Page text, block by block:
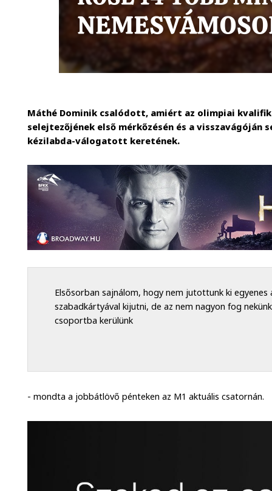
Máthé Dominik csalódott, amiért az olimpiai
selejtezőjének első mérkőzésén és a
kézilabda-válogatott keretének.
Elsősorban sajnálom, hogy nem jutottunk ki
szabadkártyával kijutni, de az nem nagyon fog
csoportba kerülünk
- mondta a jobbátlövő pénteken az M1 aktuális csatornán.